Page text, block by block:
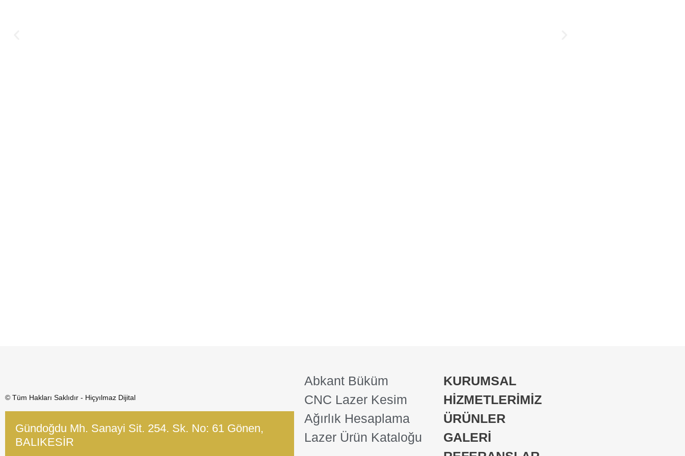
© Tüm Hakları Saklıdır - Hiçyılmaz Dijital
Gündoğdu Mh. Sanayi Sit. 254. Sk. No: 61 Gönen,
BALIKESİR
Abkant Büküm
CNC Lazer Kesim
Ağırlık Hesaplama
Lazer Ürün Kataloğu
KURUMSAL
HİZMETLERİMİZ
ÜRÜNLER
GALERİ